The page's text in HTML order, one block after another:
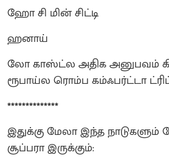
ஹோ சி மின் சிட்டி
ஹனாய்
லோ காஸ்ட்ல அதிக அனுபவம்
ரூபாய்ல ரொம்ப கம்ஃபர்ட்டா
**************
இதுக்கு மேலா இந்த
சூப்பரா இருக்கும்: